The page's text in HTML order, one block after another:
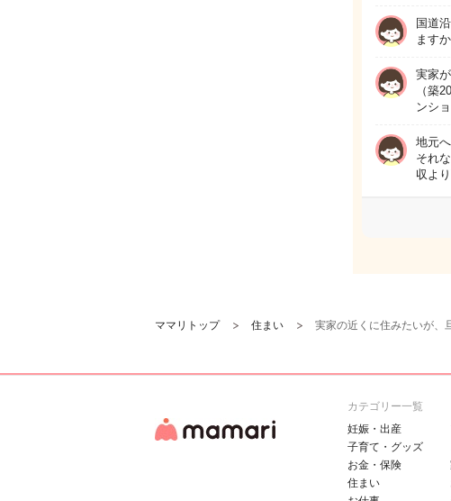
国道
ます
実家
（築
ンシ
地元
それ
収よ
ママリトップ 住まい 実家の近くに住みたいが、
カテゴリー一覧
妊娠・出産
子育て・グッズ
お金・保険
住まい